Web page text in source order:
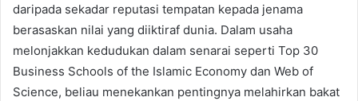
daripada sekadar reputasi tempatan kepada jenama
berasaskan nilai yang diiktiraf dunia. Dalam usaha
melonjakkan kedudukan dalam senarai seperti Top 30
Business Schools of the Islamic Economy dan Web of
Science, beliau menekankan pentingnya melahirkan bakat